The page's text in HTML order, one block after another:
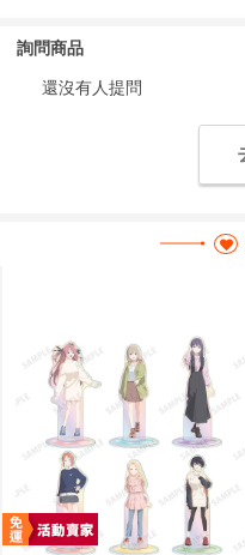
詢問商品
還沒有人提問